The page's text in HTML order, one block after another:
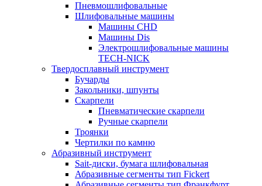
Пневмошлифовальные
Шлифовальные машины
Машины CHD
Машины Dis
Электрошлифовальные машины
TECH-NICK
Твердосплавный инструмент
Бучарды
Закольники, шпунты
Скарпели
Пневматические скарпели
Ручные скарпели
Троянки
Чертилки по камню
Абразивный инструмент
Sait-диски, бумага шлифовальная
Абразивные сегменты тип Fickert